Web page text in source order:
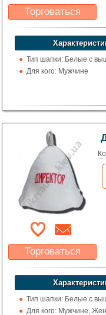
Торговаться
Какая цена Вас
устроит?
Указать цену
Тип шапки: Белые с
Для кого: Мужчине
Торговаться
Какая цена Вас
устроит?
Указать цену
Тип шапки: Белые с
Для кого: Мужчине,